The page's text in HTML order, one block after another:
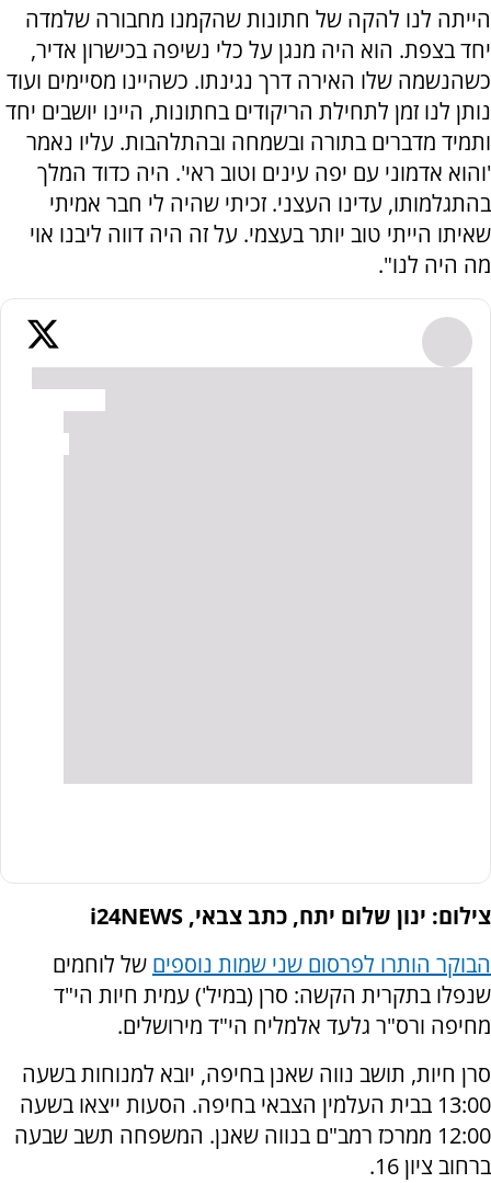
הייתה לנו להקה של חתונות שהקמנו מחבורה שלמדה
יחד בצפת. הוא היה מנגן על כלי נשיפה בכישרון אדיר,
כשהנשמה שלו האירה דרך נגינתו. כשהיינו מסיימים ועוד
נותן לנו זמן לתחילת הריקודים בחתונות, היינו יושבים יחד
ותמיד מדברים בתורה ובשמחה ובהתלהבות. עליו נאמר
'והוא אדמוני עם יפה עינים וטוב ראי'. היה כדוד המלך
בהתגלמותו, עדינו העצני. זכיתי שהיה לי חבר אמיתי
שאיתו הייתי טוב יותר בעצמי. על זה היה דווה ליבנו אוי
מה היה לנו".
צילום: ינון שלום יתח, כתב צבאי, i24NEWS
הבוקר הותרו לפרסום שני שמות נוספים של לוחמים
שנפלו בתקרית הקשה: סרן (במיל') עמית חיות הי"ד
מחיפה ורס"ר גלעד אלמליח הי"ד מירושלים.
סרן חיות, תושב נווה שאנן בחיפה, יובא למנוחות בשעה
13:00 בבית העלמין הצבאי בחיפה. הסעות ייצאו בשעה
12:00 ממרכז רמב"ם בנווה שאנן. המשפחה תשב שבעה
ברחוב ציון 16.